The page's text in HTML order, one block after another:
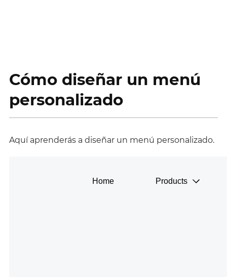
Cómo diseñar un menú
personalizado
Aquí aprenderás a diseñar un menú personalizado.